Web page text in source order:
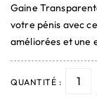
Gaine
votre pénis avec
améliorées et une
QUANTITÉ :